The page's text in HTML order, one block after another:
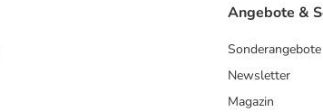
Angebote &
Sonderangebote
Newsletter
Magazin